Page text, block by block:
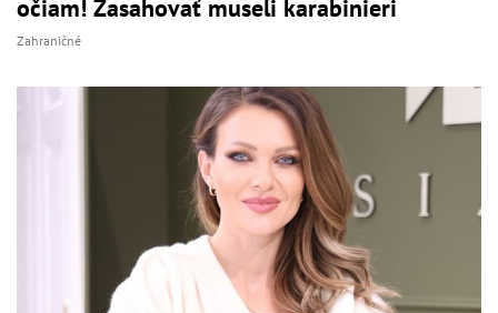
očiam! Zasahovať museli karabinieri
Zahraničné